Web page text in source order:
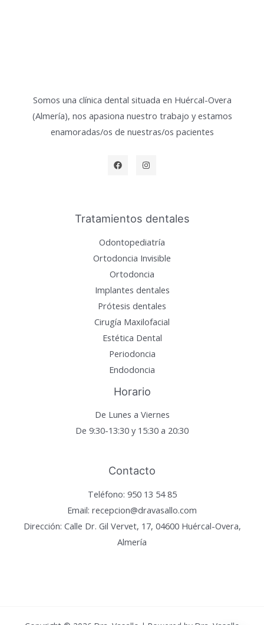
Somos una clínica dental situada en Huércal-Overa
(Almería), nos apasiona nuestro trabajo y estamos
enamoradas/os de nuestras/os pacientes
Tratamientos dentales
Odontopediatría
Ortodoncia Invisible
Ortodoncia
Implantes dentales
Prótesis dentales
Cirugía Maxilofacial
Estética Dental
Periodoncia
Endodoncia
Horario
De Lunes a Viernes
De 9:30-13:30 y 15:30 a 20:30
Contacto
Teléfono: 950 13 54 85
Email: recepcion@dravasallo.com
Dirección: Calle Dr. Gil Vervet, 17, 04600 Huércal-Overa,
Almería